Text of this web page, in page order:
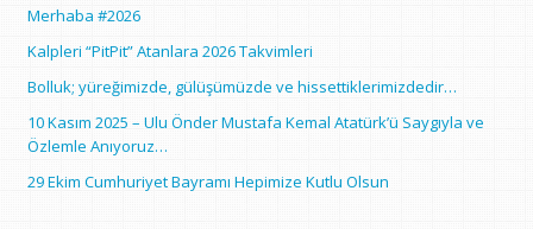
Merhaba #2026
Kalpleri “PitPit” Atanlara 2026 Takvimleri
Bolluk; yüreğimizde, gülüşümüzde ve hissettiklerimizdedir…
10 Kasım 2025 – Ulu Önder Mustafa Kemal Atatürk’ü Saygıyla ve
Özlemle Anıyoruz…
29 Ekim Cumhuriyet Bayramı Hepimize Kutlu Olsun